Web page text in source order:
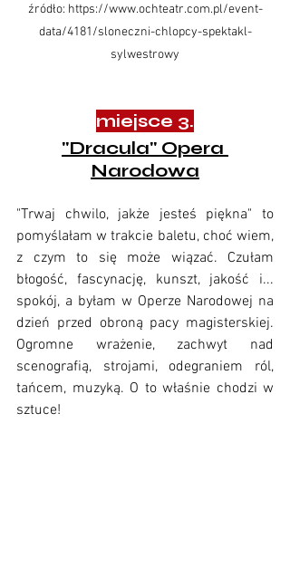
źródło: https://www.ochteatr.com.pl/event-
data/4181/sloneczni-chlopcy-spektakl-
sylwestrowy
miejsce 3.
"Dracula" Opera
Narodowa
"Trwaj chwilo, jakże jesteś piękna" to
pomyślałam w trakcie baletu, choć wiem,
z czym to się może wiązać. Czułam
błogość, fascynację, kunszt, jakość i...
spokój, a byłam w Operze Narodowej na
dzień przed obroną pacy magisterskiej.
Ogromne wrażenie, zachwyt nad
scenografią, strojami, odegraniem ról,
tańcem, muzyką. O to właśnie chodzi w
sztuce!